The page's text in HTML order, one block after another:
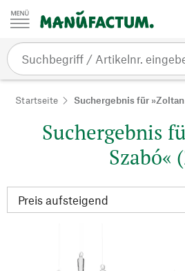
Zum Inhalt springen
Startseite Suchergebnis für »Zoltan
Suchergebnis
Szabó«